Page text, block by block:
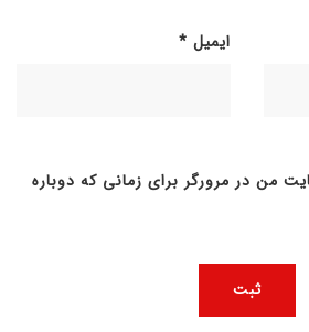
ایمیل *
من در مرورگر برای زمانی که دوباره